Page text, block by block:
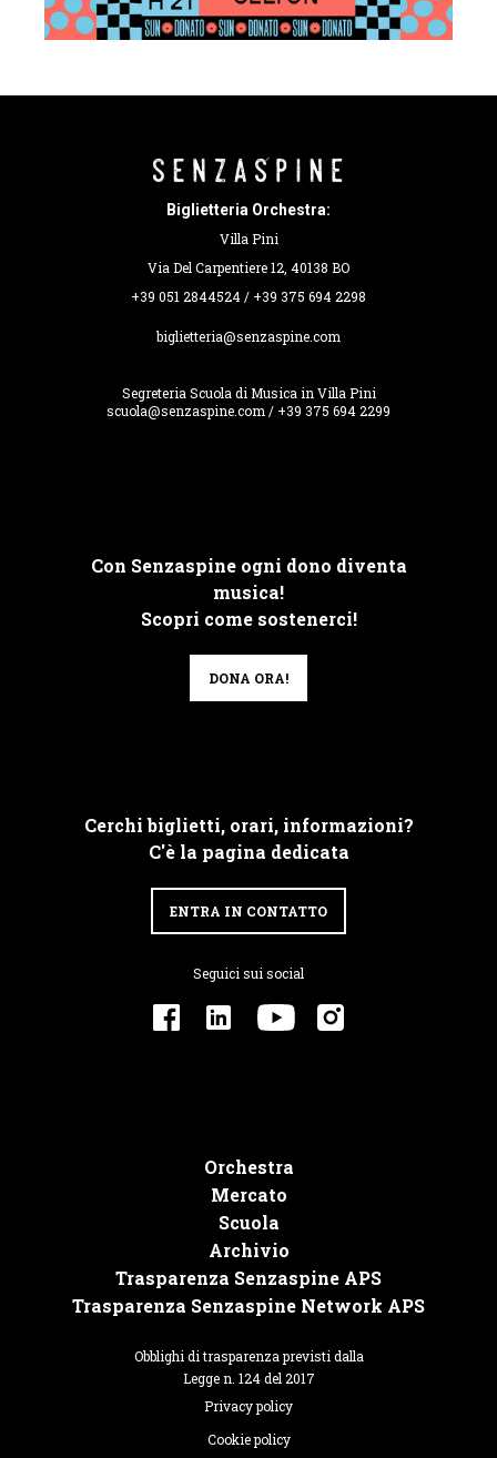
Biglietteria Orchestra:
Villa Pini
Via Del Carpentiere 12, 40138 BO
+39 051 2844524 / +39 375 694 2298
biglietteria@senzaspine.com
Segreteria Scuola di Musica in Villa Pini
scuola@senzaspine.com / +39 375 694 2299
Con Senzaspine ogni dono diventa
musica!
Scopri come sostenerci!
DONA ORA!
Cerchi biglietti, orari, informazioni?
C'è la pagina dedicata
ENTRA IN CONTATTO
Seguici sui social
Orchestra
Mercato
Scuola
Archivio
Trasparenza Senzaspine APS
Trasparenza Senzaspine Network APS
Obblighi di trasparenza previsti dalla
Legge n. 124 del 2017
Privacy policy
Cookie policy